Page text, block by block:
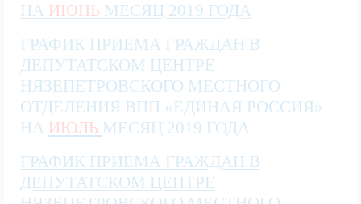
НА ИЮНЬ МЕСЯЦ 2019 ГОДА
ГРАФИК ПРИЕМА ГРАЖДАН В
ДЕПУТАТСКОМ ЦЕНТРЕ
НЯЗЕПЕТРОВСКОГО МЕСТНОГО
ОТДЕЛЕНИЯ ВПП «ЕДИНАЯ РОССИЯ»
НА ИЮЛЬ МЕСЯЦ 2019 ГОДА
ГРАФИК ПРИЕМА ГРАЖДАН В
ДЕПУТАТСКОМ ЦЕНТРЕ